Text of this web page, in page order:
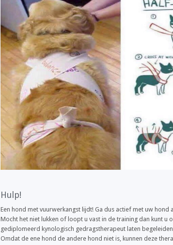
Hulp!
Een hond met vuurwerkangst lijdt! Ga dus actief met uw hond
Mocht het niet lukken of loopt u vast in de training dan kunt u
gediplomeerd kynologisch gedragstherapeut laten
Omdat de ene hond de andere hond niet is, kunnen deze